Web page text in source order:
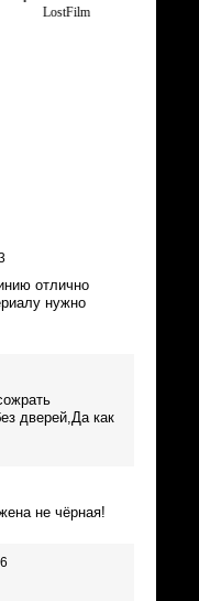
LostFilm
отлично
нужно
дверей,Да как
не чёрная!